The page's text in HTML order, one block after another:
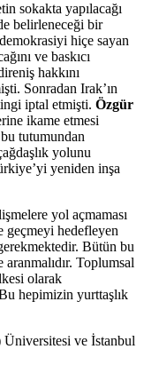
sokakta yapılacağı
belirleneceği bir
hiçe sayan
ve baskıcı
hakkını
Sonradan Irak’ın
iptal etmişti. Özgür
ikame etmesi
tutumundan
yolunu
yeniden inşa
yol açmaması
geçmeyi hedefleyen
Bütün bu
aranmalıdır. Toplumsal
olarak
hepimizin yurttaşlık
ve İstanbul